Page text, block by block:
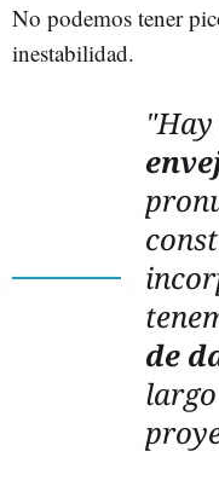
No podemos tener
inestabilidad.
de